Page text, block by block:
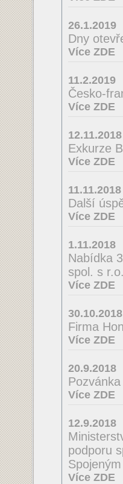
26.1.2019
Dny
Více ZDE
11.2.2019
Česko-
Více ZDE
12.11.2018
Exkurze
Více ZDE
11.11.2018
Další
Více ZDE
1.11.2018
Nabídka
spol. s
Více ZDE
30.10.2018
Firma
Více ZDE
20.9.2018
Více ZDE
12.9.2018
podporu
Více ZDE